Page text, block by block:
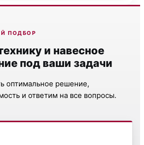
ПОДБОР
и навесное
под ваши задачи
оптимальное решение,
и ответим на все вопросы.